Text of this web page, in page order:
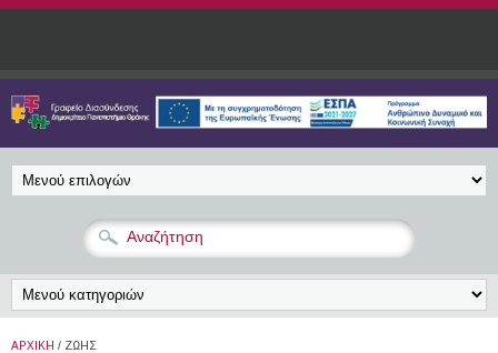
Παράκαμψη προς το κυρίως περιεχόμενο
ΑΡΧΙΚΉ / ΖΩΉΣ